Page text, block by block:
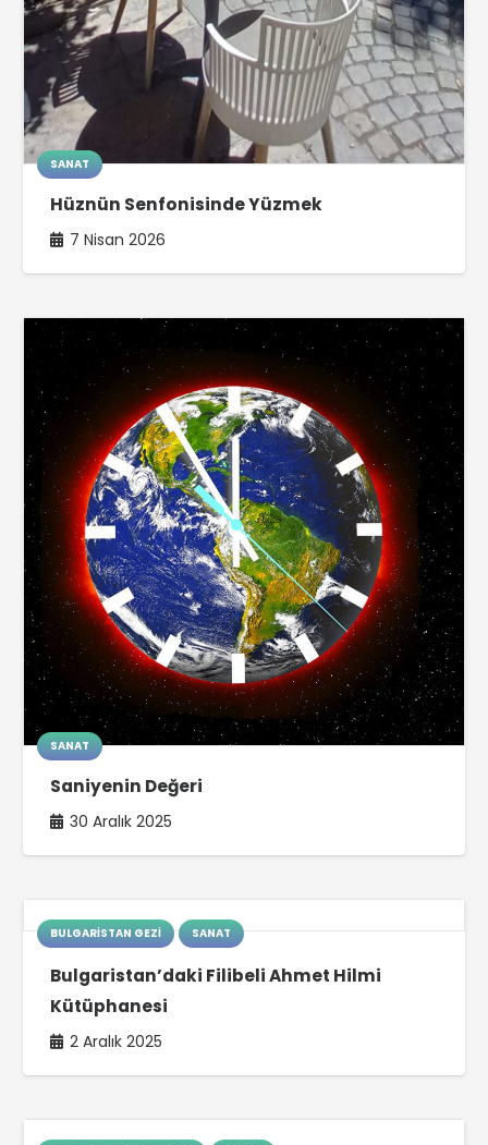
SANAT
Hüznün Senfonisinde Yüzmek
7 Nisan 2026
SANAT
Saniyenin Değeri
30 Aralık 2025
BULGARISTAN GEZI SANAT
Bulgaristan’daki Filibeli Ahmet Hilmi
Kütüphanesi
2 Aralık 2025